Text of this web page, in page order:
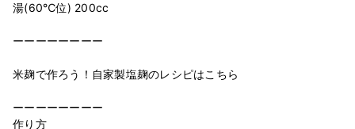
湯(60℃位) 200cc
ーーーーーーーー
米麹で作ろう！自家製塩麹のレシピはこちら
ーーーーーーーー
作り方